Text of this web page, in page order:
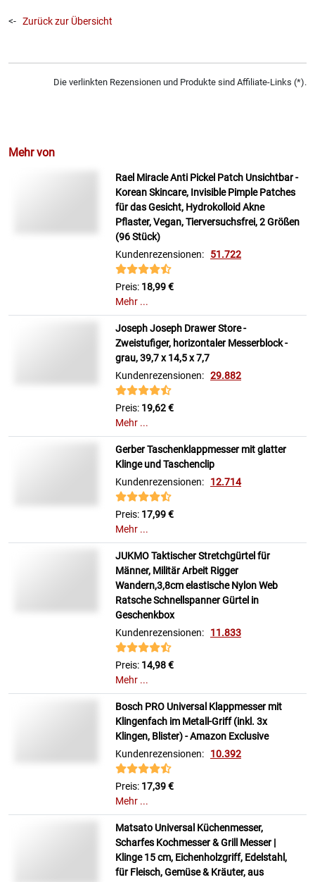
<- Zurück zur Übersicht
Die verlinkten Rezensionen und Produkte sind Affiliate-Links (*).
Mehr von
Rael Miracle Anti Pickel Patch Unsichtbar -
Korean Skincare, Invisible Pimple Patches
für das Gesicht, Hydrokolloid Akne
Pflaster, Vegan, Tierversuchsfrei, 2 Größen
(96 Stück)
Kundenrezensionen: 51.722
Preis: 18,99 €
Mehr ...
Joseph Joseph Drawer Store -
Zweistufiger, horizontaler Messerblock -
grau, 39,7 x 14,5 x 7,7
Kundenrezensionen: 29.882
Preis: 19,62 €
Mehr ...
Gerber Taschenklappmesser mit glatter
Klinge und Taschenclip
Kundenrezensionen: 12.714
Preis: 17,99 €
Mehr ...
JUKMO Taktischer Stretchgürtel für
Männer, Militär Arbeit Rigger
Wandern,3,8cm elastische Nylon Web
Ratsche Schnellspanner Gürtel in
Geschenkbox
Kundenrezensionen: 11.833
Preis: 14,98 €
Mehr ...
Bosch PRO Universal Klappmesser mit
Klingenfach im Metall-Griff (inkl. 3x
Klingen, Blister) - Amazon Exclusive
Kundenrezensionen: 10.392
Preis: 17,39 €
Mehr ...
Matsato Universal Küchenmesser,
Scharfes Kochmesser & Grill Messer |
Klinge 15 cm, Eichenholzgriff, Edelstahl,
für Fleisch, Gemüse & Kräuter, aus